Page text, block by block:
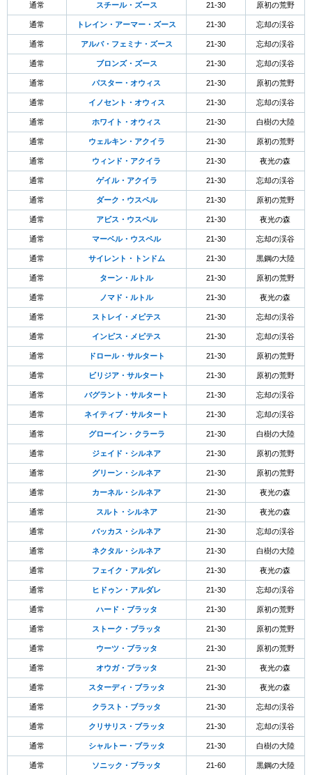
通常 スチール・ズース 21-30 原初の荒野
通常 トレイン・アーマー・ズース 21-30 忘却の渓谷
通常 アルバ・フェミナ・ズース 21-30 忘却の渓谷
通常 ブロンズ・ズース 21-30 忘却の渓谷
通常 パスター・オウィス 21-30 原初の荒野
通常 イノセント・オウィス 21-30 忘却の渓谷
通常 ホワイト・オウィス 21-30 白樹の大陸
通常 ウェルキン・アクイラ 21-30 原初の荒野
通常 ウィンド・アクイラ 21-30 夜光の森
通常 ゲイル・アクイラ 21-30 忘却の渓谷
通常 ダーク・ウスペル 21-30 原初の荒野
通常 アビス・ウスペル 21-30 夜光の森
通常 マーベル・ウスペル 21-30 忘却の渓谷
通常 サイレント・トンドム 21-30 黒鋼の大陸
通常 ターン・ルトル 21-30 原初の荒野
通常 ノマド・ルトル 21-30 夜光の森
通常 ストレイ・メピテス 21-30 忘却の渓谷
通常 インピス・メピテス 21-30 忘却の渓谷
通常 ドロール・サルタート 21-30 原初の荒野
通常 ビリジア・サルタート 21-30 原初の荒野
通常 バグラント・サルタート 21-30 忘却の渓谷
通常 ネイティブ・サルタート 21-30 忘却の渓谷
通常 グローイン・クラーラ 21-30 白樹の大陸
通常 ジェイド・シルネア 21-30 原初の荒野
通常 グリーン・シルネア 21-30 原初の荒野
通常 カーネル・シルネア 21-30 夜光の森
通常 スルト・シルネア 21-30 夜光の森
通常 バッカス・シルネア 21-30 忘却の渓谷
通常 ネクタル・シルネア 21-30 白樹の大陸
通常 フェイク・アルダレ 21-30 夜光の森
通常 ヒドゥン・アルダレ 21-30 忘却の渓谷
通常 ハード・ブラッタ 21-30 原初の荒野
通常 ストーク・ブラッタ 21-30 原初の荒野
通常 ウーツ・ブラッタ 21-30 原初の荒野
通常 オウガ・ブラッタ 21-30 夜光の森
通常 スターディ・ブラッタ 21-30 夜光の森
通常 クラスト・ブラッタ 21-30 忘却の渓谷
通常 クリサリス・ブラッタ 21-30 忘却の渓谷
通常 シャルトー・ブラッタ 21-30 白樹の大陸
通常 ソニック・ブラッタ 21-60 黒鋼の大陸